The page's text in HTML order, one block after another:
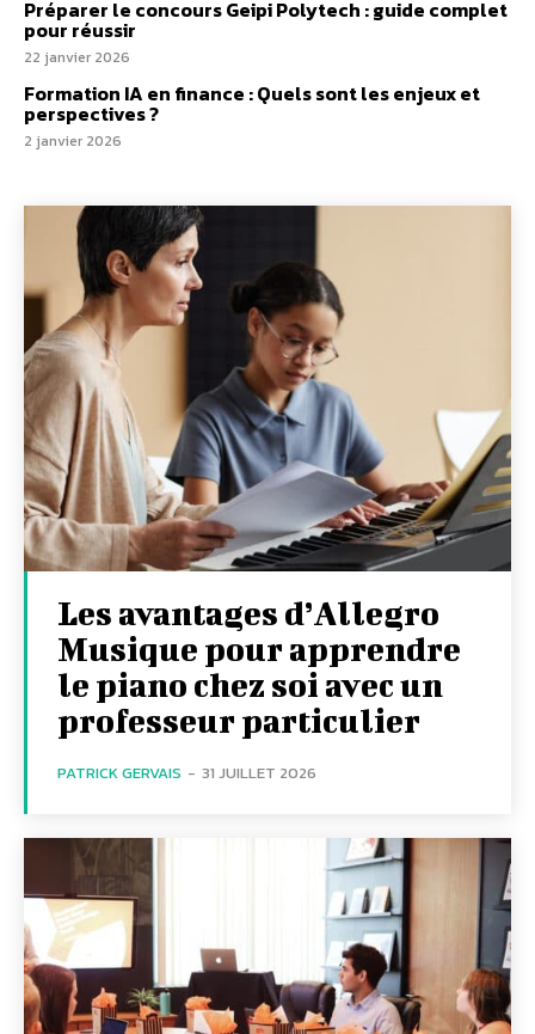
Préparer le concours Geipi Polytech : guide complet
pour réussir
22 janvier 2026
Formation IA en finance : Quels sont les enjeux et
perspectives ?
2 janvier 2026
Les avantages d’Allegro
Musique pour apprendre
le piano chez soi avec un
professeur particulier
PATRICK GERVAIS - 31 JUILLET 2026